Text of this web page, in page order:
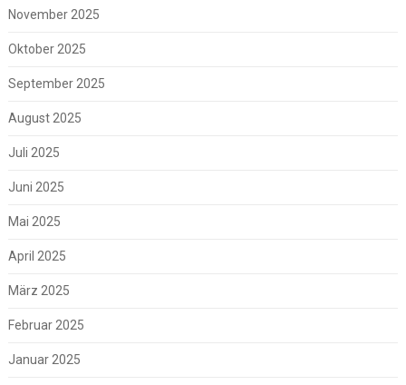
November 2025
Oktober 2025
September 2025
August 2025
Juli 2025
Juni 2025
Mai 2025
April 2025
März 2025
Februar 2025
Januar 2025